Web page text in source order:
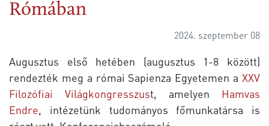
Rómában
2024. szeptember 08
Augusztus első hetében (augusztus 1-8 között)
rendezték meg a római Sapienza Egyetemen a XXV
Filozófiai Világkongresszust, amelyen Hamvas
Endre, intézetünk tudományos főmunkatársa is